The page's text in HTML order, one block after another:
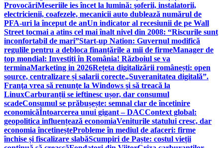
ProvocăriMeseriile ies încet la lumină: şoferii, instalatorii,
electricienii, coafezele, mecanicii auto dublează numărul de
PFA-uri la început de anUn indicator al recesiunii de pe Wall
Street tocmai a atins cel mai înalt nivel din 2008: “Riscurile sunt
inconfortabil de mari”Start-up Nation: Guvernul modifică
regulile pentru a debloca finanțările a mii de firmeManager de
top mondial: Investiți în România! Războiul se va
terminaMarketing in 2026Rețeta digitalizării românești: open
source, centralizare și salarii corecte„Suveranitatea digitală”.
Franţa vrea să renunţe la Windows şi să treacă la
LinuxCarburanții se ieftinesc ușor, dar consumul
scadeConsumul se prăbușește: semnal clar de încetinire
economicăÎntoarcerea unui gigant – DACContext global:
geopolitica influențează economiaVeniturile statului cresc, dar
economia încetineșteProbleme în mediul de afaceri: firme
închise și fiscalizare slabăScumpiri de Paște: costul vieții